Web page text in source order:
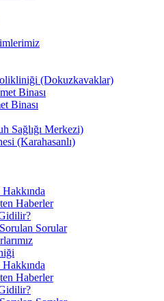
(Dokuzkavaklar)
Binası
Binası
Sağlığı Merkezi)
(Karahasanlı)
Haberler
Sorular
Haberler